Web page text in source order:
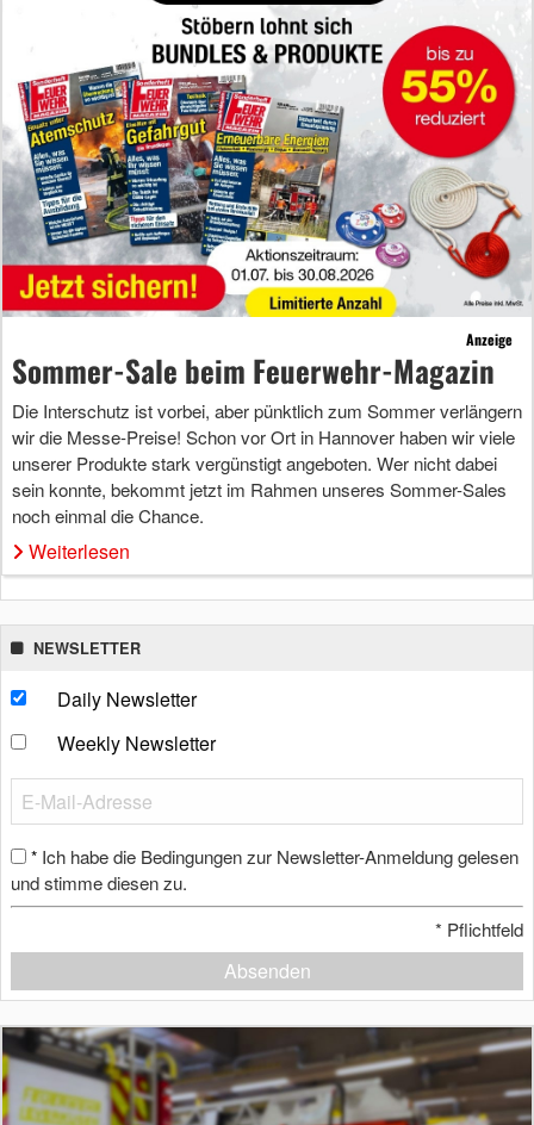
Anzeige
Sommer-Sale beim Feuerwehr-Magazin
Die Interschutz ist vorbei, aber pünktlich zum Sommer verlängern
wir die Messe-Preise! Schon vor Ort in Hannover haben wir viele
unserer Produkte stark vergünstigt angeboten. Wer nicht dabei
sein konnte, bekommt jetzt im Rahmen unseres Sommer-Sales
noch einmal die Chance.
Weiterlesen
NEWSLETTER
Daily Newsletter
Weekly Newsletter
* Ich habe die Bedingungen zur Newsletter-Anmeldung gelesen
und stimme diesen zu.
* Pflichtfeld
Absenden